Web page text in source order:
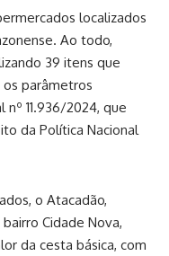
localizados
Ao todo,
39 itens que
parâmetros
11.936/2024, que
da Política Nacional
o Atacadão,
Cidade Nova,
da cesta básica, com